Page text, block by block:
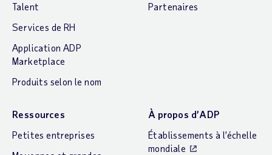
Talent
Services de RH
Application ADP
Marketplace
Produits selon le nom
Partenaires
Ressources
Petites entreprises
À propos d’ADP
Établissements à l’échelle
mondiale